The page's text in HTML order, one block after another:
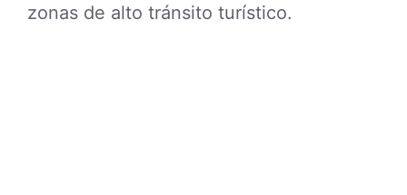
zonas de alto tránsito turístico.